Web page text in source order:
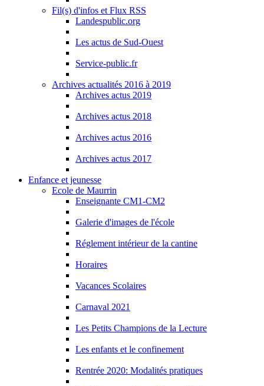
Fil(s) d'infos et Flux RSS
Landespublic.org
Les actus de Sud-Ouest
Service-public.fr
Archives actualités 2016 à 2019
Archives actus 2019
Archives actus 2018
Archives actus 2016
Archives actus 2017
Enfance et jeunesse
Ecole de Maurrin
Enseignante CM1-CM2
Galerie d'images de l'école
Réglement intérieur de la cantine
Horaires
Vacances Scolaires
Carnaval 2021
Les Petits Champions de la Lecture
Les enfants et le confinement
Rentrée 2020: Modalités pratiques